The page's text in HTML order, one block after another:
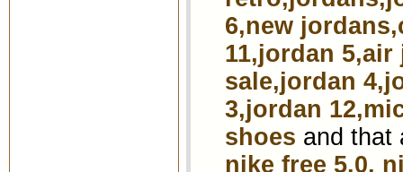
6,new
11,jordan
sale,jordan
3,jordan
shoes and that
nike free 5.0,